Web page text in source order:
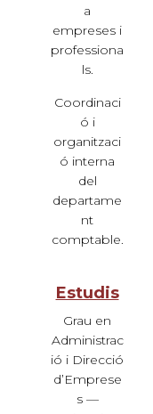
a
empreses i
professiona
ls.
Coordinaci
ó i
organitzaci
ó interna
del
departame
nt
comptable.
Estudis
Grau en
Administrac
ió i Direcció
d’Emprese
s —